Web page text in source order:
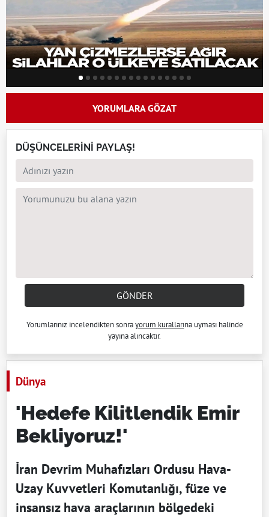
YORUMLARA GÖZAT
DÜŞÜNCELERİNİ PAYLAŞ!
GÖNDER
Yorumlarınız incelendikten sonrayorum kurallarına uyması halinde
yayına alıncaktır.
Dünya
'Hedefe Kilitlendik Emir
Bekliyoruz!'
İran Devrim Muhafızları Ordusu Hava-
Uzay Kuvvetleri Komutanlığı, füze ve
insansız hava araçlarının bölgedeki